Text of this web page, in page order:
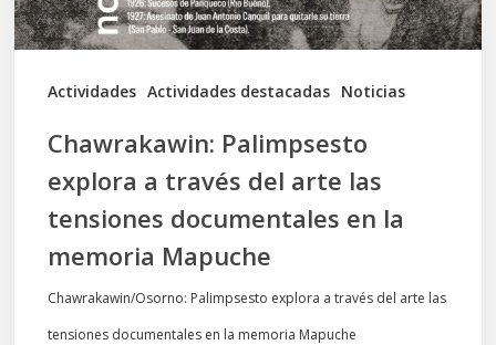
Actividades Actividades destacadas Noticias
las
tensiones
documentales
memoria
Mapuche
Chawrakawin: Palimpsesto
explora a través del arte las
tensiones documentales en la
memoria Mapuche
Chawrakawin/Osorno: Palimpsesto explora a través del arte las
tensiones documentales en la memoria Mapuche